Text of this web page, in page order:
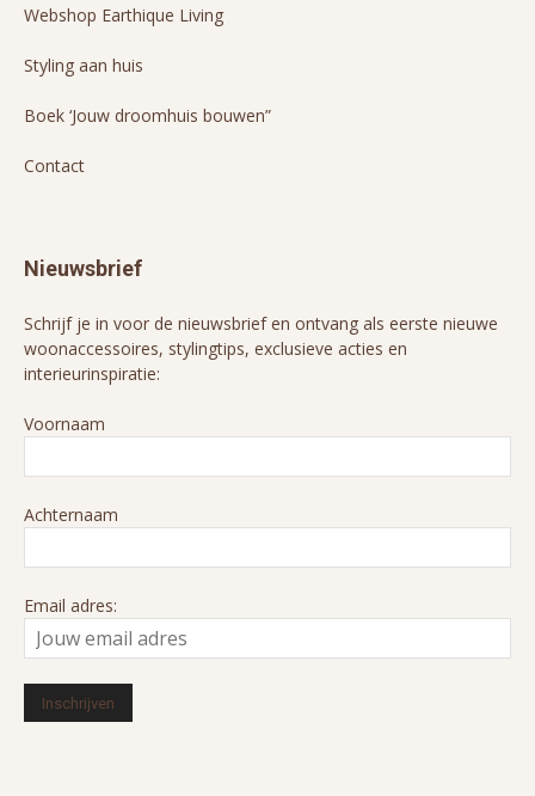
Webshop Earthique Living
Styling aan huis
Boek ‘Jouw droomhuis bouwen”
Contact
Nieuwsbrief
Schrijf je in voor de nieuwsbrief en ontvang als eerste nieuwe
woonaccessoires, stylingtips, exclusieve acties en
interieurinspiratie:
Voornaam
Achternaam
Email adres: